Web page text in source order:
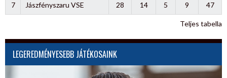
7 Jászfényszaru VSE 28 14 5 9 47
Teljes tabella
LEGEREDMÉNYESEBB JÁTÉKOSAINK